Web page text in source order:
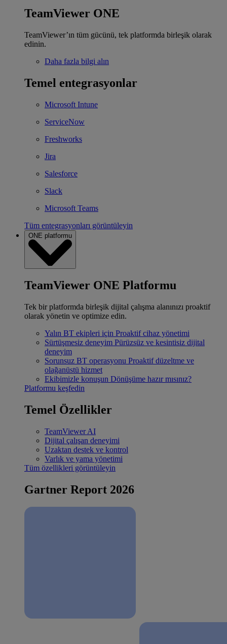
TeamViewer ONE
TeamViewer’ın tüm gücünü, tek platformda birleşik olarak
edinin.
Daha fazla bilgi alın
Temel entegrasyonlar
Microsoft Intune
ServiceNow
Freshworks
Jira
Salesforce
Slack
Microsoft Teams
Tüm entegrasyonları görüntüleyin
ONE platformu
TeamViewer ONE Platformu
Tek bir platformda birleşik dijital çalışma alanınızı proaktif
olarak yönetin ve optimize edin.
Yalın BT ekipleri için Proaktif cihaz yönetimi
Sürtüşmesiz deneyim Pürüzsüz ve kesintisiz dijital
deneyim
Sorunsuz BT operasyonu Proaktif düzeltme ve
olağanüstü hizmet
Ekibimizle konuşun Dönüşüme hazır mısınız?
Platformu keşfedin
Temel Özellikler
TeamViewer AI
Dijital çalışan deneyimi
Uzaktan destek ve kontrol
Varlık ve yama yönetimi
Tüm özellikleri görüntüleyin
Gartner Report 2026